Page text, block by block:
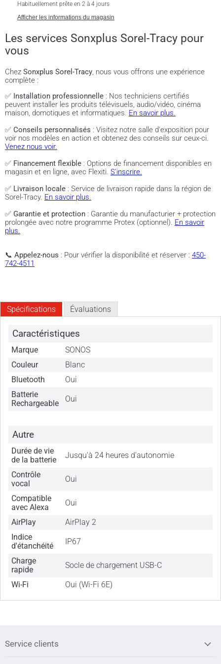
Habituellement prête en 2 à 4 jours
Afficher les informations du magasin
Les services Sonxplus Sorel-Tracy pour
vous
Chez Sonxplus Sorel-Tracy, nous vous offrons une expérience
complète :
✅ Installation professionnelle : Nos techniciens certifiés
peuvent installer les produits télévisuels, audio/vidéo, cinéma
maison, domotiques et informatiques. En savoir plus.
✅ Conseils personnalisés : Visitez notre salle d'exposition pour
voir nos modèles en action et obtenez des conseils sur ceux-ci.
Venez nous voir.
✅ Financement flexible : Options de financement disponibles en
magasin et en ligne, avec Flexiti. S'inscrire.
✅ Livraison locale : Service de livraison rapide dans la région de
Sorel-Tracy. En savoir plus.
✅ Garantie et protection : Garantie du manufacturier + protection
prolongée avec notre programme Protex (optionnel). En savoir
plus.
📞 Appelez-nous : Pour vérifier la disponibilité et réserver : 450-
742-4511
Spécifications Évaluations
Caractéristiques
Marque
SONOS
Couleur
Blanc
Bluetooth
Oui
Batterie
Rechargeable
Oui
Autre
Durée de vie
de la batterie
Jusqu'à 24 heures d'autonomie
Contrôle
vocal
Oui
Compatible
avec Alexa
Oui
AirPlay
AirPlay 2
Indice
d'étanchéité
IP67
Charge
rapide
Socle de chargement USB-C
Wi-Fi Oui (Wi-Fi 6E)
Service clients